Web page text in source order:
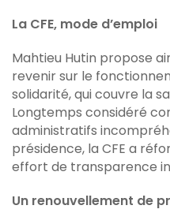
La CFE, mode d’emploi
Mahtieu Hutin propose
revenir sur le
solidarité, qui couvre la
Longtemps considéré
administratifs
présidence, la CFE a
effort de transparence
Un renouvellement de